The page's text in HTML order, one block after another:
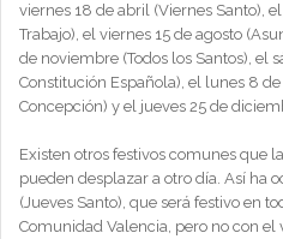
viernes 18 de abril (Viernes Santo),
Trabajo), el viernes 15 de agosto
de noviembre (Todos los Santos), el
Constitución Española), el lunes 8
Concepción) y el jueves 25 de
Existen otros festivos comunes que
pueden desplazar a otro día. Así ha
(Jueves Santo), que será festivo en
Comunidad Valencia, pero no con el